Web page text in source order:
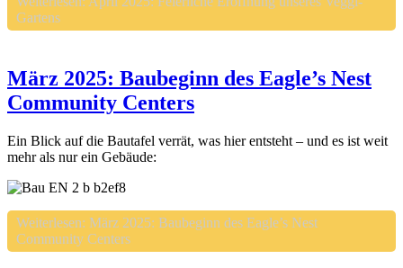
Gartens
März 2025: Baubeginn des Eagle’s Nest
Community Centers
Ein Blick auf die Bautafel verrät, was hier entsteht – und es ist weit
mehr als nur ein Gebäude:
Weiterlesen: März 2025: Baubeginn des Eagle’s Nest
Community Centers